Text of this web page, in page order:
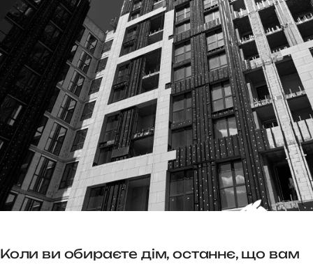
Коли ви обираєте дім, останнє, що вам